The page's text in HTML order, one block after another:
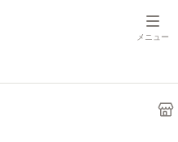
メニュー